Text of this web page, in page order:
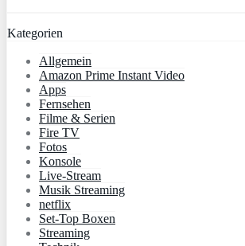
Kategorien
Allgemein
Amazon Prime Instant Video
Apps
Fernsehen
Filme & Serien
Fire TV
Fotos
Konsole
Live-Stream
Musik Streaming
netflix
Set-Top Boxen
Streaming